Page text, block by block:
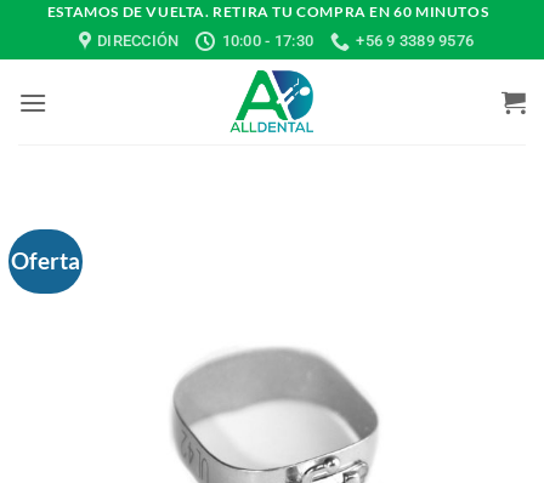
ESTAMOS DE VUELTA. RETIRA TU COMPRA EN 60 MINUTOS
DIRECCIÓN
10:00 - 17:30 +56 9 3389 9576
Oferta